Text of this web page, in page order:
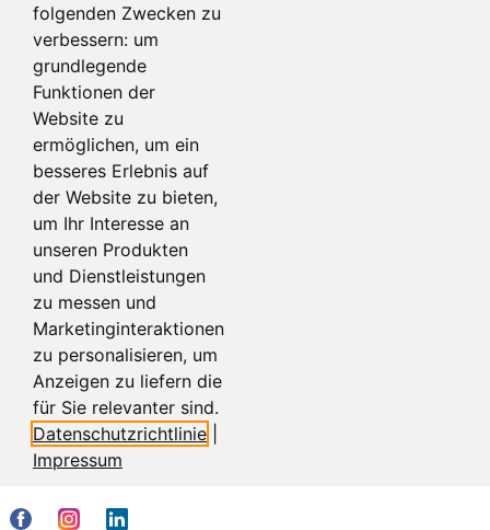
folgenden Zwecken zu
verbessern: um
grundlegende
Funktionen der
Website zu
ermöglichen, um ein
besseres Erlebnis auf
der Website zu bieten,
um Ihr Interesse an
unseren Produkten
und Dienstleistungen
zu messen und
Marketinginteraktionen
zu personalisieren, um
Anzeigen zu liefern die
für Sie relevanter sind.
Datenschutzrichtlinie
Impressum
Cookie-Einstellungen